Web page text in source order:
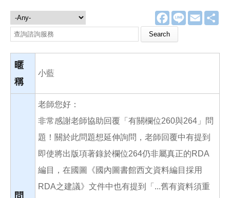
F
a
e
o
L
E
m
諮詢服務
Search this site
暱
稱
小藍
問
老師您好：
非常感謝老師協助回覆「有關欄位260與264」問
題！關於此問題想延伸詢問，老師回覆中有提到
即使將出版項著錄於欄位264仍非屬真正的RDA
編目，在國圖《國內圖書館西文資料編目採用
RDA之建議》文件中也有提到「...舊有資料須重